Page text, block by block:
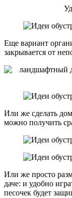
Еще вариант
закрывается от
Или же сделать
можно получить
Или же просто
даче: и удобно
песочек будет